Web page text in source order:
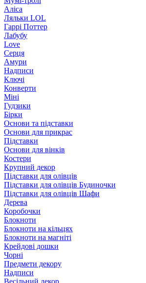
Аліса
Ляльки LOL
Гаррі Поттер
Лабубу
Love
Серця
Амури
Надписи
Ключі
Конверти
Міні
Гудзики
Бірки
Основи та підставки
Основи для прикрас
Підставки
Основи для вінків
Костери
Крупний декор
Підставки для олівців
Підставки для олівців Будиночки
Підставки для олівців Шафи
Дерева
Коробочки
Блокноти
Блокноти на кільцях
Блокноти на магніті
Крейдові дошки
Чорні
Предмети декору
Надписи